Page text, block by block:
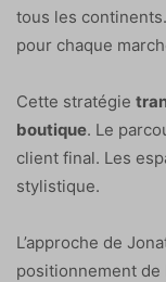
tous les
pour chaque
Cette stratégie
boutique. Le
client final. Les
stylistique.
L’approche de
positionnement de